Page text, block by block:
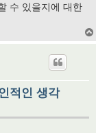
수 있을지에 대한
적인 생각